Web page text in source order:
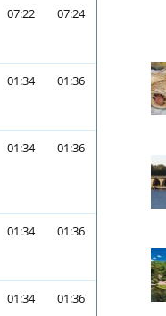
07:22 07:24
01:34 01:36
01:34 01:36
01:34 01:36
01:34 01:36